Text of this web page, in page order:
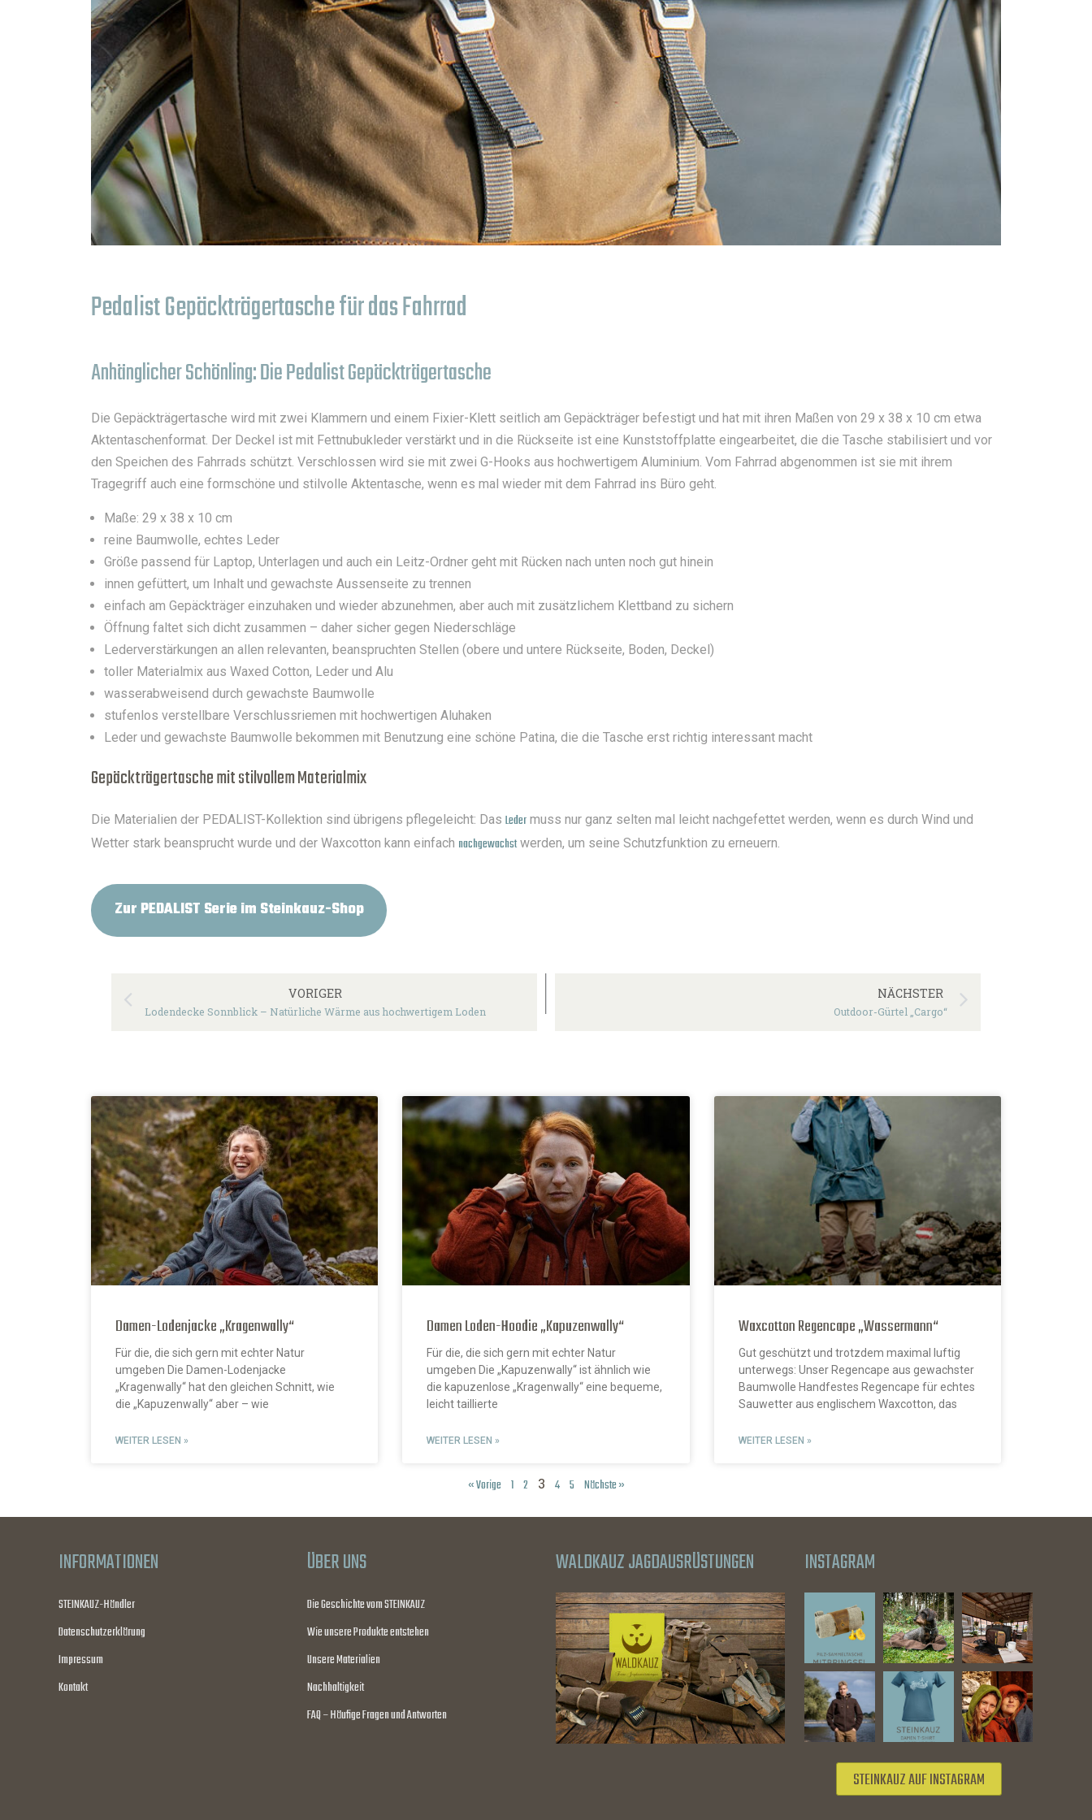
Pedalist Gepäckträgertasche für das Fahrrad
Anhänglicher Schönling: Die Pedalist Gepäckträgertasche
Die Gepäckträgertasche wird mit zwei Klammern und einem Fixier-Klett seitlich am Gepäckträger befestigt und hat mit ihren Maßen von 29 x 38 x 10 cm etwa
Aktentaschenformat. Der Deckel ist mit Fettnubukleder verstärkt und in die Rückseite ist eine Kunststoffplatte eingearbeitet, die die Tasche stabilisiert und vor
den Speichen des Fahrrads schützt. Verschlossen wird sie mit zwei G-Hooks aus hochwertigem Aluminium. Vom Fahrrad abgenommen ist sie mit ihrem
Tragegriff auch eine formschöne und stilvolle Aktentasche, wenn es mal wieder mit dem Fahrrad ins Büro geht.
Maße: 29 x 38 x 10 cm
reine Baumwolle, echtes Leder
Größe passend für Laptop, Unterlagen und auch ein Leitz-Ordner geht mit Rücken nach unten noch gut hinein
innen gefüttert, um Inhalt und gewachste Aussenseite zu trennen
einfach am Gepäckträger einzuhaken und wieder abzunehmen, aber auch mit zusätzlichem Klettband zu sichern
Öffnung faltet sich dicht zusammen – daher sicher gegen Niederschläge
Lederverstärkungen an allen relevanten, beanspruchten Stellen (obere und untere Rückseite, Boden, Deckel)
toller Materialmix aus Waxed Cotton, Leder und Alu
wasserabweisend durch gewachste Baumwolle
stufenlos verstellbare Verschlussriemen mit hochwertigen Aluhaken
Leder und gewachste Baumwolle bekommen mit Benutzung eine schöne Patina, die die Tasche erst richtig interessant macht
Gepäckträgertasche mit stilvollem Materialmix
Die Materialien der PEDALIST-Kollektion sind übrigens pflegeleicht: Das Leder muss nur ganz selten mal leicht nachgefettet werden, wenn es durch Wind und
Wetter stark beansprucht wurde und der Waxcotton kann einfach nachgewachstwerden, um seine Schutzfunktion zu erneuern.
Zur PEDALIST Serie im Steinkauz-Shop
VORIGER
Lodendecke Sonnblick – Natürliche Wärme aus hochwertigem Loden
NÄCHSTER
Outdoor-Gürtel „Cargo“
Damen-Lodenjacke „Kragenwally“
Für die, die sich gern mit echter Natur
umgeben Die Damen-Lodenjacke
„Kragenwally“ hat den gleichen Schnitt, wie
die „Kapuzenwally“ aber – wie
WEITER LESEN »
Damen Loden-Hoodie „Kapuzenwally“
Für die, die sich gern mit echter Natur
umgeben Die „Kapuzenwally“ ist ähnlich wie
die kapuzenlose „Kragenwally“ eine bequeme,
leicht taillierte
WEITER LESEN »
Waxcotton Regencape „Wassermann“
Gut geschützt und trotzdem maximal luftig
unterwegs: Unser Regencape aus gewachster
Baumwolle Handfestes Regencape für echtes
Sauwetter aus englischem Waxcotton, das
WEITER LESEN »
« Vorige 1 2 3 4 5 Nächste »
INFORMATIONEN
STEINKAUZ-Händler
Datenschutzerklärung
Impressum
Kontakt
ÜBER UNS
Die Geschichte vom STEINKAUZ
Wie unsere Produkte entstehen
Unsere Materialien
Nachhaltigkeit
FAQ – Häufige Fragen und Antworten
WALDKAUZ JAGDAUSRÜSTUNGEN INSTAGRAM
STEINKAUZ AUF INSTAGRAM